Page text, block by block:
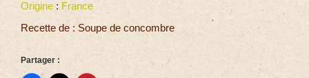
Origine : France
Recette de : Soupe de concombre
Partager :